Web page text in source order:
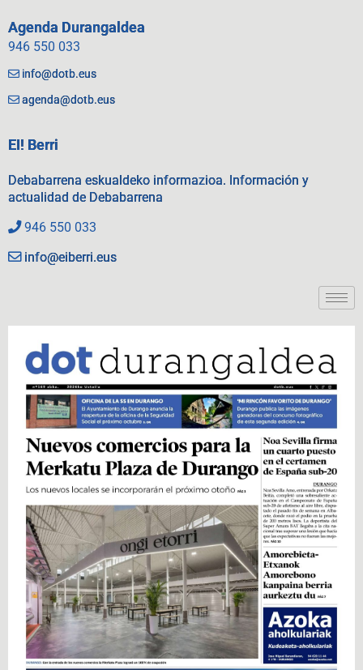
Agenda Durangaldea
946 550 033
info@dotb.eus
agenda@dotb.eus
EI! Berri
Debabarrena eskualdeko informazioa. Información y
actualidad de Debabarrena
946 550 033
info@eiberri.eus